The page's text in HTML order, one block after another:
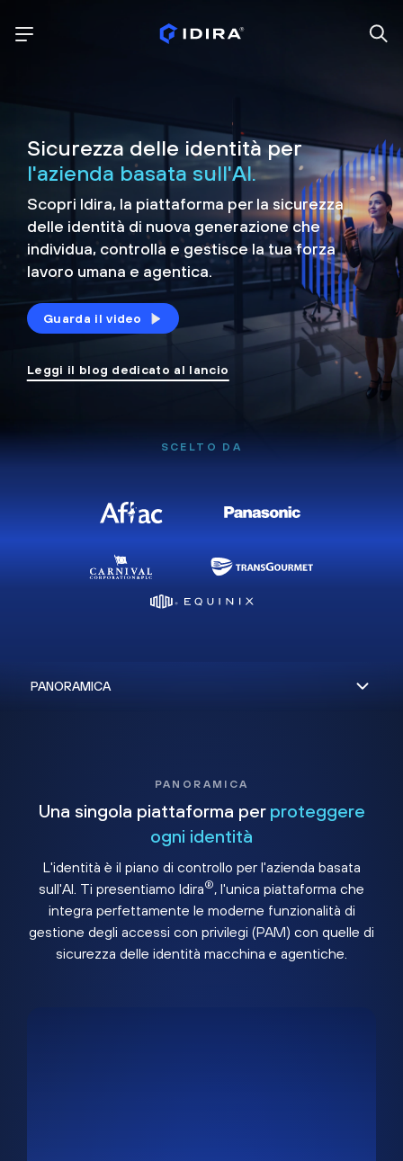
Sicurezza delle identità per
l'azienda basata sull'AI.
Scopri Idira, la piattaforma per la sicurezza
delle identità di nuova generazione che
individua, controlla e gestisce la tua forza
lavoro umana e agentica.
Guarda il video
Leggi il blog dedicato al lancio
SCELTO DA
PANORAMICA
Una singola piattaforma per proteggere
ogni identità
L'identità è il piano di controllo per l'azienda basata
sull'AI. Ti presentiamo Idira®, l'unica piattaforma che
integra perfettamente le moderne funzionalità di
gestione degli accessi con privilegi (PAM) con quelle di
sicurezza delle identità macchina e agentiche.